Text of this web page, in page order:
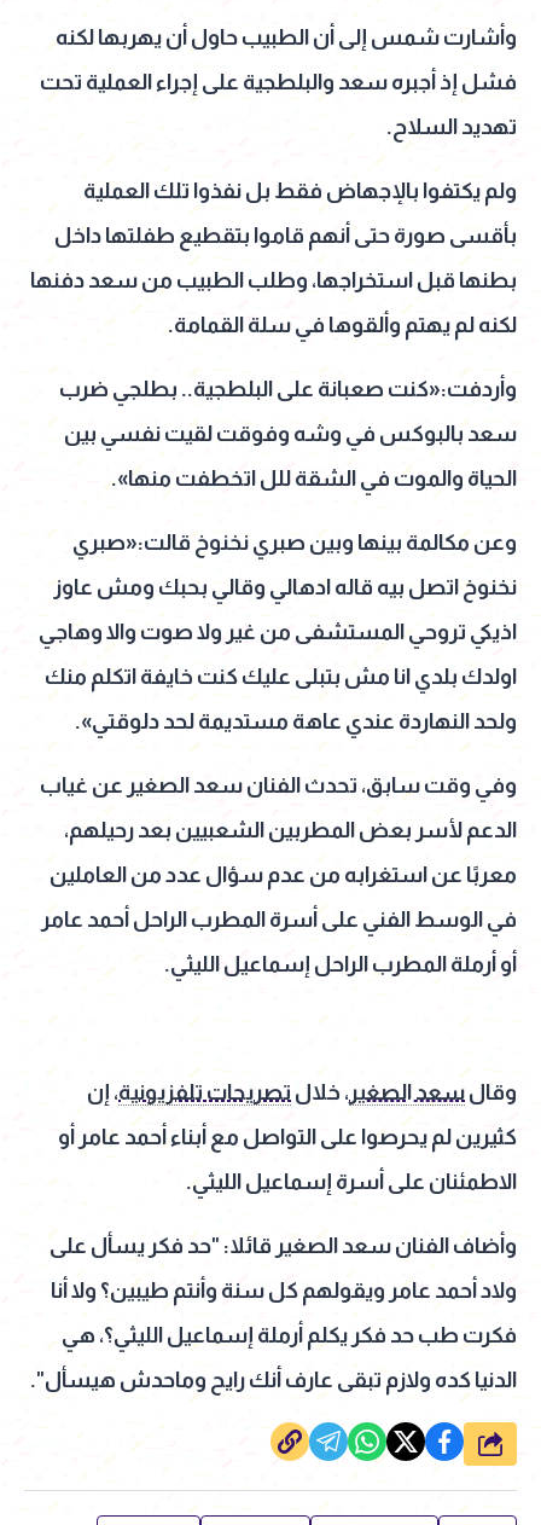
وأشارت شمس إلى أن الطبيب حاول أن يهربها لكنه
فشل إذ أجبره سعد والبلطجية على إجراء العملية تحت
تهديد السلاح.
ولم يكتفوا بالإجهاض فقط بل نفذوا تلك العملية
بأقسى صورة حتى أنهم قاموا بتقطيع طفلتها داخل
بطنها قبل استخراجها، وطلب الطبيب من سعد دفنها
لكنه لم يهتم وألقوها في سلة القمامة.
وأردفت:«كنت صعبانة على البلطجية.. بطلجي ضرب
سعد بالبوكس في وشه وفوقت لقيت نفسي بين
الحياة والموت في الشقة للل اتخطفت منها».
وعن مكالمة بينها وبين صبري نخنوخ قالت:«صبري
نخنوخ اتصل بيه قاله ادهالي وقالي بحبك ومش عاوز
اذيكي تروحي المستشفى من غير ولا صوت والا وهاجي
اولدك بلدي انا مش بتبلى عليك كنت خايفة اتكلم منك
ولحد النهاردة عندي عاهة مستديمة لحد دلوقتي».
وفي وقت سابق، تحدث الفنان سعد الصغير عن غياب
الدعم لأسر بعض المطربين الشعبيين بعد رحيلهم،
معربًا عن استغرابه من عدم سؤال عدد من العاملين
في الوسط الفني على أسرة المطرب الراحل أحمد عامر
أو أرملة المطرب الراحل إسماعيل الليثي.
وقال سعد الصغير ، خلال تصريحات تلفزيونية، إن
كثيرين لم يحرصوا على التواصل مع أبناء أحمد عامر أو
الاطمئنان على أسرة إسماعيل الليثي.
وأضاف الفنان سعد الصغير قائلا: "حد فكر يسأل على
ولاد أحمد عامر ويقولهم كل سنة وأنتم طيبين؟ ولا أنا
فكرت طب حد فكر يكلم أرملة إسماعيل الليثي؟، هي
الدنيا كده ولازم تبقى عارف أنك رايح وماحدش هيسأل".
شارك